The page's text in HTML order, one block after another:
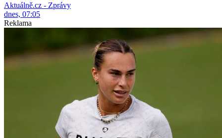
Aktuálně.cz - Zprávy
dnes, 07:05
Reklama